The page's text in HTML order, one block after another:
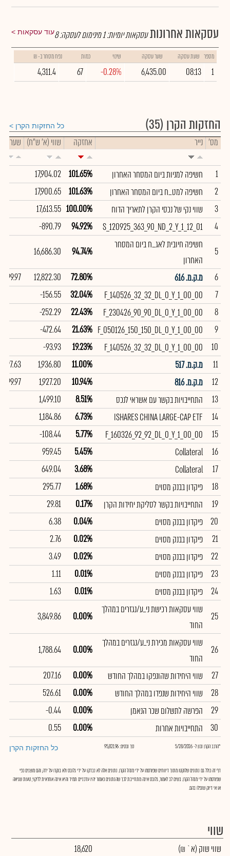
עסקאות אחרונות עוד עסקאות עסקאות יומיות:1מינימום לעסקה:8
מספר שעת עסקה שער עסקה שינוי כמות נפח מסחר ב- ₪
1
08:13
6,435.00
-0.28%
67
4,311.4
החזקות הקרן (35) כל החזקות הקרן
מס' נייר אחזקה שווי (א' ש"ח) שער
1 חשיפה למניות ביום המסחר האחרון 101.65%
17,904.02
2
חשיפה למט_ח ביום המסחר האחרון 101.63%
17,900.65
3
שווי נקי של נכסי הקרן לתאריך הדוח 100.00%
17,613.55
4
S_120925_363_90_ND_2_Y_1_12_01
94.92%
-890.79
5
חשיפה חיובית לאג_ח ביום המסחר
האחרון
94.74%
16,686.30
6
מ.ק.מ. 616 72.80%
12,822.30
99.97
7
F_140526_32_32_DL_0_Y_1_00_00
32.04%
-156.55
8
F_230426_90_90_DL_0_Y_1_00_00
22.43%
-252.29
9
F_050126_150_150_DL_0_Y_1_00_00
21.63%
-472.64
10
F_140526_32_32_DL_0_Y_1_00_00
19.23%
-93.93
11
מ.ק.מ. 517 11.00%
1,936.80
97.63
12
מ.ק.מ. 816 10.94%
1,927.20
99.97
13
התחייבויות בקשר עם אשראי לנכס 8.51%
1,499.10
14
ISHARES CHINA LARGE-CAP ETF
6.73%
1,184.86
15
F_160326_92_92_DL_0_Y_1_00_00
5.77%
-108.44
16
Collateral
5.45%
959.45
17
Collateral
3.68%
649.04
18
פיקדון בבנק מסוים 1.68%
295.77
19
התחייבויות בקשר לסליקת יחידות הקרן 0.17%
29.81
20
פיקדון בבנק מסוים 0.04%
6.38
21
פיקדון בבנק מסוים 0.02%
2.76
22
פיקדון בבנק מסוים 0.02%
3.49
23
פיקדון בבנק מסוים 0.01%
1.11
24
פיקדון בבנק מסוים 0.01%
1.63
25
שווי עסקאות רכישת ני_ע/נגזרים במהלך
החוד
0.00%
3,849.86
26
שווי עסקאות מכירת ני_ע/נגזרים במהלך
החוד
0.00%
1,788.64
27
שווי היחידות שהונפקו במהלך החודש 0.00%
207.16
28
שווי היחידות שנפדו במהלך החודש 0.00%
526.61
29
הפרשה לתשלום שכר הנאמן 0.00%
-0.44
30
התחייבויות אחרות 0.00%
0.55
*הרכב הקרן נכון ל- 5/28/2026 סך נכסים: 95,821.96 כל החזקות הקרן
דף זה כולל גם נתונים שלוקטו מתוך דיווחים שפורסמו על ידי מנהל הקרן. נתונים אלה לא נבדקו על ידי גלובס ולא בוקרו על ידה, והם מוצגים כפי
שפורסמו על ידי מנהל הקרן. בשים לב לאמור, גלובס אינה מתחייבת לכך שהנתונים כאמור יהיו עדכניים תמיד והיא אינה אחראית לליקוי, טעות שגיאה
או אי דיוק שנפלו בהם.
שווי
שווי שוק (א` ₪)
18,620